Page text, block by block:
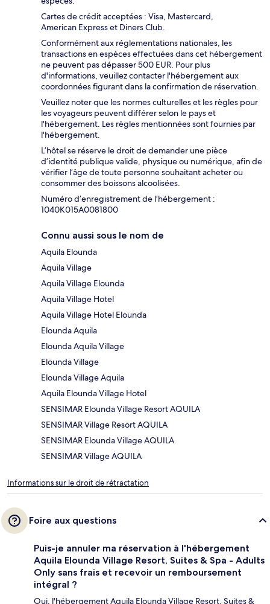
Cartes de crédit acceptées : Visa, Mastercard,
American Express et Diners Club.
Conformément aux réglementations nationales, les
transactions en espèces effectuées dans cet hébergement
ne peuvent pas dépasser 500 EUR. Pour plus
d'informations, veuillez contacter l'hébergement aux
coordonnées figurant dans la confirmation de réservation.
Veuillez noter que les normes culturelles et les règles pour
les voyageurs peuvent différer selon le pays et
l'hébergement. Les règles mentionnées sont fournies par
l'hébergement.
L’hôtel se réserve le droit de demander une pièce
d’identité publique valide, physique ou numérique, afin de
vérifier l’âge de toute personne souhaitant acheter ou
consommer des boissons alcoolisées.
Numéro d’enregistrement de l’hébergement :
1040K015A0081800
Connu aussi sous le nom de
Aquila Elounda
Aquila Village
Aquila Village Elounda
Aquila Village Hotel
Aquila Village Hotel Elounda
Elounda Aquila
Elounda Aquila Village
Elounda Village
Elounda Village Aquila
Aquila Elounda Village Hotel
SENSIMAR Elounda Village Resort AQUILA
SENSIMAR Village Resort AQUILA
SENSIMAR Elounda Village AQUILA
SENSIMAR Village AQUILA
Informations sur le droit de rétractation
Foire aux questions
Puis-je annuler ma réservation à l'hébergement
Aquila Elounda Village Resort, Suites & Spa - Adults
Only sans frais et recevoir un remboursement
intégral ?
Oui, l'hébergement Aquila Elounda Village Resort, Suites &